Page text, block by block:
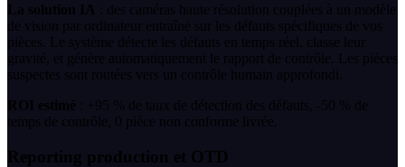
La solution IA
: des caméras haute résolution couplées à un modèle
de vision par ordinateur entraîné sur les défauts spécifiques de vos
pièces. Le système détecte les défauts en temps réel, classe leur
gravité, et génère automatiquement le rapport de contrôle. Les pièces
suspectes sont routées vers un contrôle humain approfondi.
ROI estimé : +95 % de taux de détection des défauts, -50 % de
temps de contrôle, 0 pièce non conforme livrée.
Reporting production et OTD